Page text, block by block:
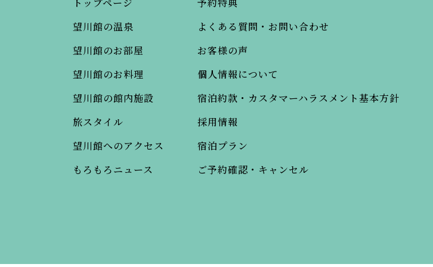
トップページ
望川館の温泉
望川館のお部屋
望川館のお料理
望川館の館内施設
旅スタイル
望川館へのアクセス
もろもろニュース
予約特典
よくある質問・お問い合わせ
お客様の声
個人情報について
宿泊約款・カスタマーハラスメント基本方針
採用情報
宿泊プラン
ご予約確認・キャンセル